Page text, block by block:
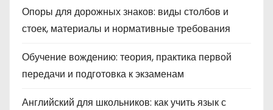
Опоры для дорожных знаков: виды столбов и
стоек, материалы и нормативные требования
Обучение вождению: теория, практика первой
передачи и подготовка к экзаменам
Английский для школьников: как учить язык с